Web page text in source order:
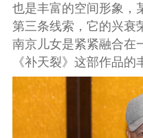
也是丰富的空间形象，
第三条线索，它的兴衰
南京儿女是紧紧融合在
《补天裂》这部作品